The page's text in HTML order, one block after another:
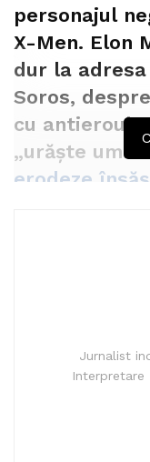
personajul
X-Men. Elon
dur la
Soros,
cu antieroul
„urăște
erodeze
Jurnalist
Interpretare